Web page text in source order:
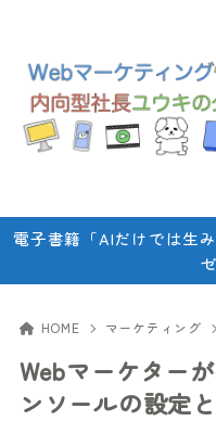
電子書籍「AIだけでは生
HOME マーケティング
Webマーケター
ンソールの設定